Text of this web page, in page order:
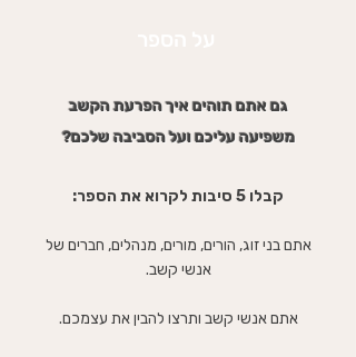
גם אתם תוהים איך הפרעת הקשב
משפיעה עליכם ועל הסביבה שלכם?
קבלו 5 סיבות לקרוא את הספר:
אתם בני זוג, הורים, מורים, מנהלים, חברים של
אנשי קשב.
אתם אנשי קשב ותרצו להבין את עצמכם.